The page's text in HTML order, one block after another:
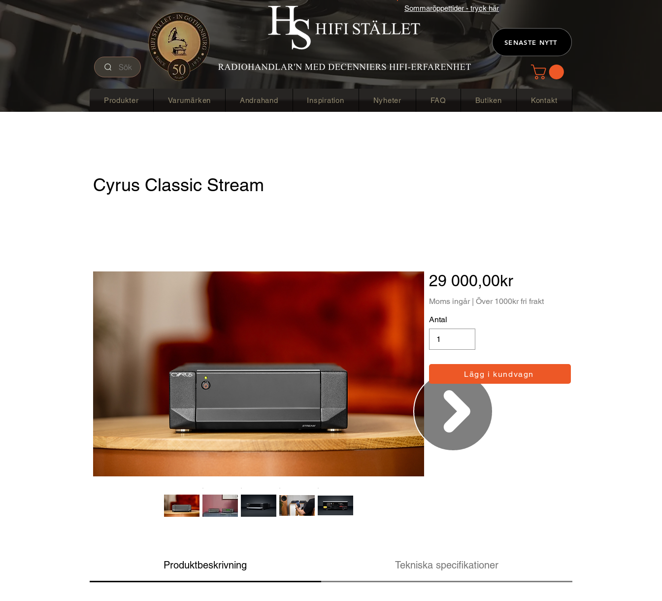
Sommaröppettider - tryck här
Produkter Varumärken Andrahand Inspiration Nyheter FAQ Butiken Kontakt
SENASTE NYTT
Sök
Cyrus Classic Stream
29 000,00kr
Moms ingår | Över 1000kr fri frakt
Antal
Lägg i kundvagn
Produktbeskrivning Tekniska specifikationer